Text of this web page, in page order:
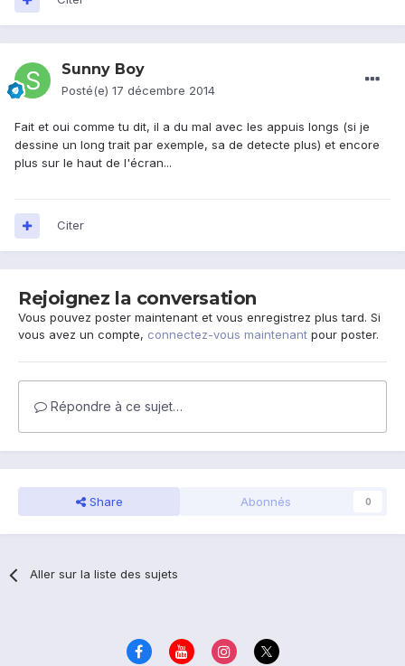
Sunny Boy
Posté(e) 17 décembre 2014
Fait et oui comme tu dit, il a du mal avec les appuis longs (si je
dessine un long trait par exemple, sa de detecte plus) et encore
plus sur le haut de l'écran...
Citer
Rejoignez la conversation
Vous pouvez poster maintenant et vous enregistrez plus tard. Si
vous avez un compte, connectez-vous maintenant pour poster.
Répondre à ce sujet…
Share Abonnés 0
Aller sur la liste des sujets